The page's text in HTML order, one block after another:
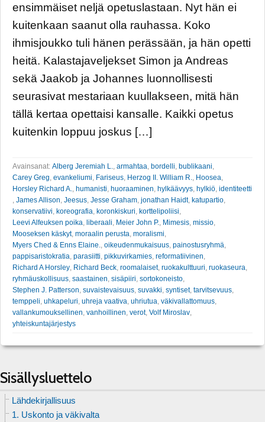
ensimmäiset neljä opetuslastaan. Nyt hän ei
kuitenkaan saanut olla rauhassa. Koko
ihmisjoukko tuli hänen perässään, ja hän opetti
heitä. Kalastajaveljekset Simon ja Andreas
sekä Jaakob ja Johannes luonnollisesti
seurasivat mestariaan kuullakseen, mitä hän
tällä kertaa opettaisi kansalle. Kaikki opetus
kuitenkin loppuu joskus […]
Avainsanat: Alberg Jeremiah L., armahtaa, bordelli, bublikaani,
Carey Greg, evankeliumi, Fariseus, Herzog II. William R., Hoosea,
Horsley Richard A., humanisti, huoraaminen, hylkäävyys, hylkiö, identiteetti
, James Allison, Jeesus, Jesse Graham, jonathan Haidt, katupartio,
konservatiivi, koreografia, koronkiskuri, korttelipoliisi,
Leevi Alfeuksen poika, liberaali, Meier John P., Mimesis, missio,
Mooseksen käskyt, moraalin perusta, moralismi,
Myers Ched & Enns Elaine., oikeudenmukaisuus, painostusryhmä,
pappisaristokratia, parasiitti, pikkuvirkamies, reformatiivinen,
Richard A Horsley, Richard Beck, roomalaiset, ruokakulttuuri, ruokaseura,
ryhmäuskollisuus, saastainen, sisäpiiri, sortokoneisto,
Stephen J. Patterson, suvaistevaisuus, suvakki, syntiset, tarvitsevuus,
temppeli, uhkapeluri, uhreja vaativa, uhriutua, väkivallattomuus,
vallankumouksellinen, vanhoillinen, verot, Volf Miroslav,
yhteiskuntajärjestys
Sisällysluettelo
Lähdekirjallisuus
1. Uskonto ja väkivalta